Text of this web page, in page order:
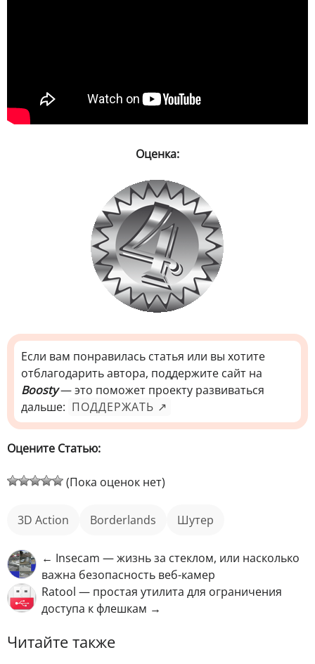
Оценка:
Если вам понравилась статья или вы хотите
отблагодарить автора, поддержите сайт на
Boosty— это поможет проекту развиваться
дальше: ПОДДЕРЖАТЬ ↗
Оцените Статью:
(Пока оценок нет)
3D Action Borderlands шутер
← Insecam — жизнь за стеклом, или насколько
важна безопасность веб-камер
Ratool — простая утилита для ограничения
доступа к флешкам →
Читайте также